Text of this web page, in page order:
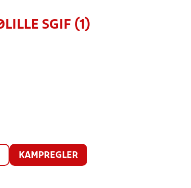
SGIF (1)
KAMPREGLER